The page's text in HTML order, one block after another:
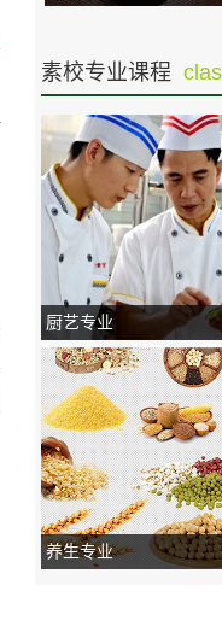
素校专业课程
厨艺专业
养生专业